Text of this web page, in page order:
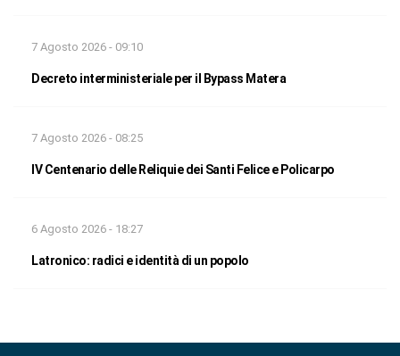
7 Agosto 2026 - 09:10
Decreto interministeriale per il Bypass Matera
7 Agosto 2026 - 08:25
IV Centenario delle Reliquie dei Santi Felice e Policarpo
6 Agosto 2026 - 18:27
Latronico: radici e identità di un popolo